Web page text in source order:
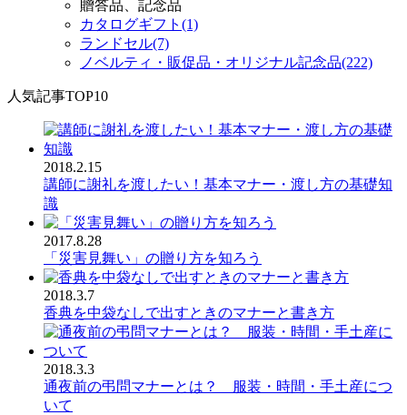
贈答品、記念品
カタログギフト(1)
ランドセル(7)
ノベルティ・販促品・オリジナル記念品(222)
人気記事TOP10
2018.2.15
講師に謝礼を渡したい！基本マナー・渡し方の基礎知
識
2017.8.28
「災害見舞い」の贈り方を知ろう
2018.3.7
香典を中袋なしで出すときのマナーと書き方
2018.3.3
通夜前の弔問マナーとは？ 服装・時間・手土産につ
いて